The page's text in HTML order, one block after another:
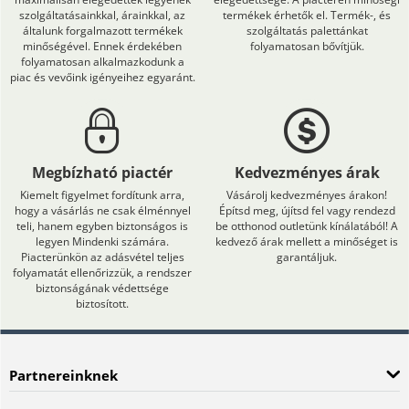
szolgáltatásainkkal, árainkkal, az
általunk forgalmazott termékek
minőségével. Ennek érdekében
folyamatosan alkalmazkodunk a
piac és vevőink igényeihez egyaránt.
termékek érhetők el. Termék-, és
szolgáltatás palettánkat
folyamatosan bővítjük.
Megbízható piactér
Kiemelt figyelmet fordítunk arra,
hogy a vásárlás ne csak élménnyel
teli, hanem egyben biztonságos is
legyen Mindenki számára.
Piacterünkön az adásvétel teljes
folyamatát ellenőrizzük, a rendszer
biztonságának védettsége
biztosított.
Kedvezményes árak
Vásárolj kedvezményes árakon!
Építsd meg, újítsd fel vagy rendezd
be otthonod outletünk kínálatából! A
kedvező árak mellett a minőséget is
garantáljuk.
Partnereinknek